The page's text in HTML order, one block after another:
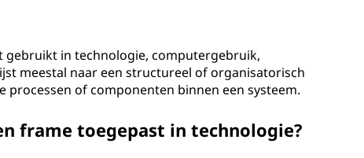
gebruikt in technologie, computergebruik,
meestal naar een structureel of organisatorisch
processen of componenten binnen een systeem.
frame toegepast in technologie?